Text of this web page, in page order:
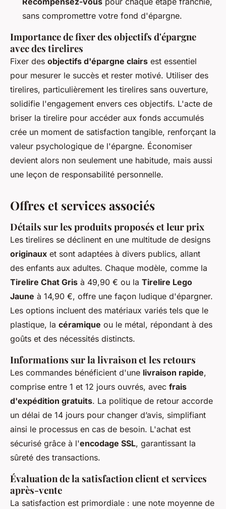
sans compromettre votre fond d'épargne.
Importance de fixer des objectifs d'épargne
avec des tirelires
Fixer des objectifs d'épargne clairs est essentiel
pour mesurer le succès et rester motivé. Utiliser des
tirelires, particulièrement les tirelires sans ouverture,
solidifie l'engagement envers ces objectifs. L'acte de
briser la tirelire pour accéder aux fonds accumulés
crée un moment de satisfaction tangible, renforçant la
valeur psychologique de l'épargne. Économiser
devient alors non seulement une habitude, mais aussi
une leçon de responsabilité personnelle.
Offres et services associés
Détails sur les produits proposés et leur prix
Les tirelires se déclinent en une multitude de designs
originaux et sont adaptées à divers publics, allant
des enfants aux adultes. Chaque modèle, comme la
Tirelire Chat Gris à 49,90 € ou la Tirelire Lego
Jaune à 14,90 €, offre une façon ludique d'épargner.
Les options incluent des matériaux variés tels que le
plastique, la céramique ou le métal, répondant à des
goûts et des nécessités distincts.
Informations sur la livraison et les retours
Les commandes bénéficient d'une livraison rapide,
comprise entre 1 et 12 jours ouvrés, avec frais
d'expédition gratuits. La politique de retour accorde
un délai de 14 jours pour changer d’avis, simplifiant
ainsi le processus en cas de besoin. L'achat est
sécurisé grâce à l'encodage SSL, garantissant la
sûreté des transactions.
Évaluation de la satisfaction client et services
après-vente
La satisfaction est primordiale : une note moyenne de